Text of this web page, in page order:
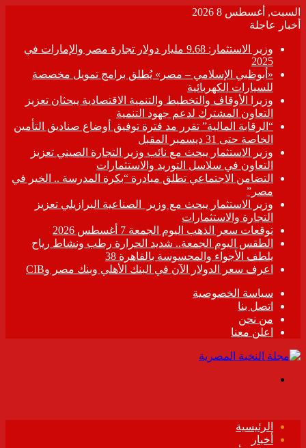
السبت, أغسطس 8 2026
أخبار عاجلة
وزير الاستثمار: 9.68 مليار دولار تجارة مصر والإمارات في
2025
«أبوظبي الإسلامي – مصر» يُطلق برامج تمويل مخصصة
للسيارات الكهربائية
وزيرا الأوقاف والتخطيط والتنمية الاقتصادية يبحثان تعزيز
التعاون المشترك لدعم جهود التنمية
“الرقابة المالية” تقرر مد فترة توفيق أوضاع صناديق التأمين
الخاصة حتى 31 ديسمبر المقبل
وزير الاستثمار يبحث مع نائب وزير التجارة الصيني تعزيز
التعاون في سلاسل التوريد والاستثمارات
التضامن الاجتماعي تطلق مبادرة “بكرة المدرسة .. الخير في
مصر”
وزير الاستثمار يبحث مع وزير الصناعية البرازيلي تعزيز
التجارة والاستثمارات
توقعات سعر الذهب اليوم الجمعة 7 أغسطس 2026
الطقس اليوم الجمعة.. شديد الحرارة رطب ونشاط رياح
يلطف الأجواء والمحسوسة بالقاهرة 38
اعرف سعر الدولار الآن في البنك الأهلي وبنك مصر وCIB
سياسة الخصوصية
اتصل بنا
من نحن
اعلن معنا
الرئيسية
أخبار